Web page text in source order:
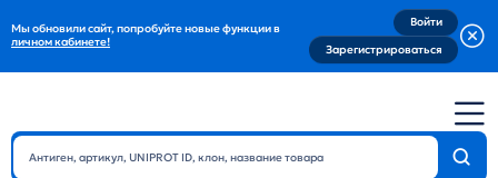
Мы обновили сайт, попробуйте новые функции в
личном кабинете!
Войти
Зарегистрироваться